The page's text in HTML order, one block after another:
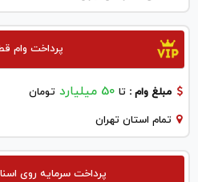
پرداخت وام
مبلغ وام : تا 50 میلیارد تومان
تمام استان تهران
پرداخت سرمایه روی